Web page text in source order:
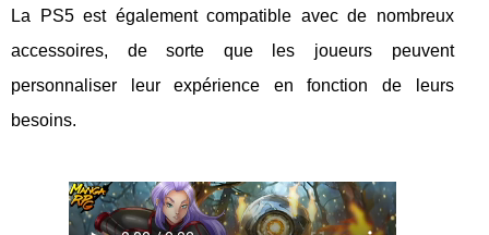
La PS5 est également compatible avec de nombreux
accessoires, de sorte que les joueurs peuvent
personnaliser leur expérience en fonction de leurs
besoins.